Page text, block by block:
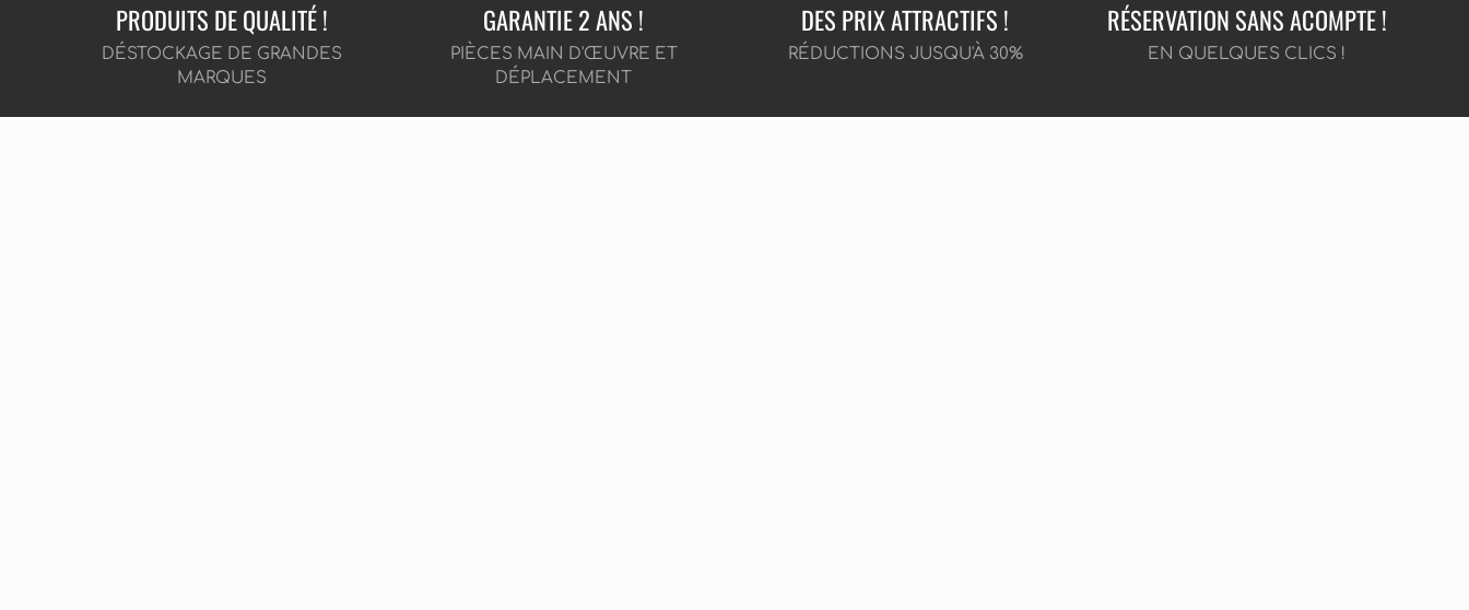
PRODUITS DE QUALITÉ !
DÉSTOCKAGE DE GRANDES
MARQUES
GARANTIE 2 ANS !
PIÈCES MAIN D'ŒUVRE ET
DÉPLACEMENT
DES PRIX ATTRACTIFS !
RÉDUCTIONS JUSQU'À 30%
RÉSERVATION SANS ACOMPTE !
EN QUELQUES CLICS !